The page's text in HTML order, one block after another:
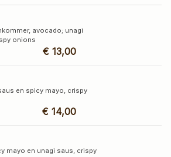
avocado; unagi
onions
€ 13,00
en spicy mayo, crispy
€ 14,00
mayo en unagi saus, crispy